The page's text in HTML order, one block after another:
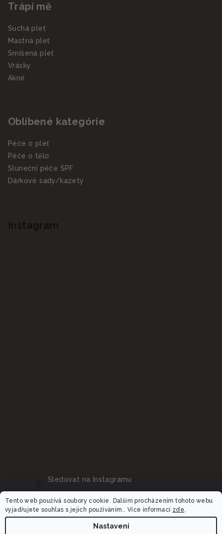
Tento web používá soubory cookie. Dalším procházením tohoto webu
vyjadřujete souhlas s jejich používáním.. Více informací zde.
Nastavení
Trápí mě
Suchá pleť
Mastná pleť
Smíšená pleť
Vrásky
Akné
Oblíbené kategórie
Péče o pleť
Péče o tělo
Sluneční péče SPF
Dárkové sady/kazety
Instagram
Sledovat na Instagramu